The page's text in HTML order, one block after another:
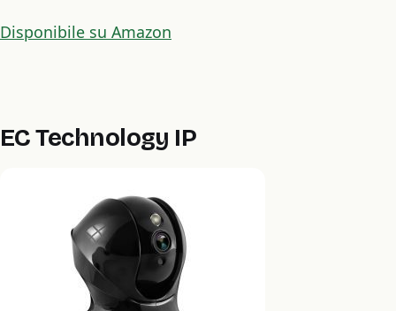
Disponibile su Amazon
EC Technology IP